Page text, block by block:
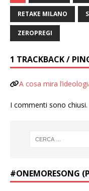
RETAKE MILANO
ZEROPREGI
1 TRACKBACK /
A cosa mira
I commenti sono chiusi.
#ONEMORESONG